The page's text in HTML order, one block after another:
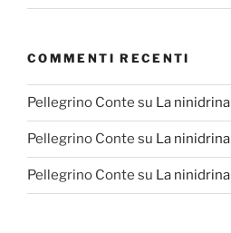
COMMENTI RECENTI
Pellegrino Conte su La ninidrina
Pellegrino Conte su La ninidrina
Pellegrino Conte su La ninidrina